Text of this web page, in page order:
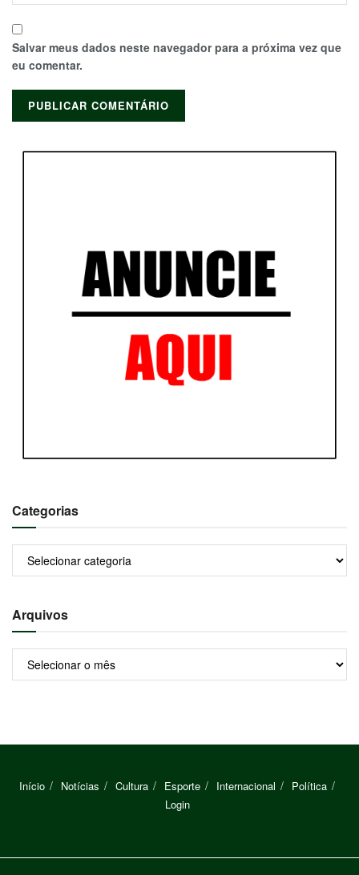
Salvar meus dados neste navegador para a próxima vez que
eu comentar.
Categorias
Arquivos
Início Notícias Cultura Esporte Internacional
Política
Login